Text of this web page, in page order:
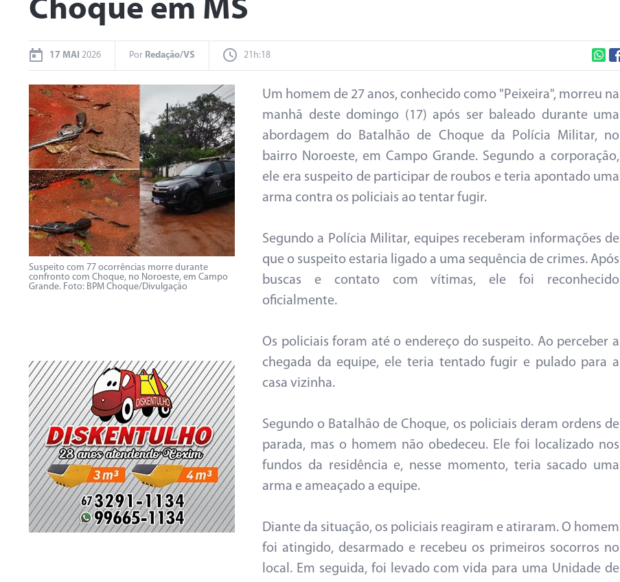
Choque em MS
17 MAI 2026 Por Redação/VS 21h:18
Suspeito com 77 ocorrências morre durante
confronto com Choque, no Noroeste, em Campo
Grande. Foto: BPM Choque/Divulgação
Um homem de 27 anos, conhecido como "Peixeira", morreu na
manhã deste domingo (17) após ser baleado durante uma
abordagem do Batalhão de Choque da Polícia Militar, no
bairro Noroeste, em Campo Grande. Segundo a corporação,
ele era suspeito de participar de roubos e teria apontado uma
arma contra os policiais ao tentar fugir.
Segundo a Polícia Militar, equipes receberam informações de
que o suspeito estaria ligado a uma sequência de crimes. Após
buscas e contato com vítimas, ele foi reconhecido
oficialmente.
Os policiais foram até o endereço do suspeito. Ao perceber a
chegada da equipe, ele teria tentado fugir e pulado para a
casa vizinha.
Segundo o Batalhão de Choque, os policiais deram ordens de
parada, mas o homem não obedeceu. Ele foi localizado nos
fundos da residência e, nesse momento, teria sacado uma
arma e ameaçado a equipe.
Diante da situação, os policiais reagiram e atiraram. O homem
foi atingido, desarmado e recebeu os primeiros socorros no
local. Em seguida, foi levado com vida para uma Unidade de